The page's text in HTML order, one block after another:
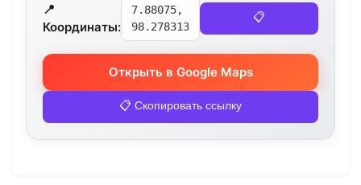
📍
Координаты:
7.88075,
98.278313
📋
Открыть в Google Maps
📋 Скопировать ссылку